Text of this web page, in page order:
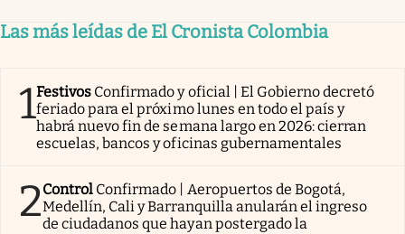
Las más leídas de El Cronista Colombia
1Festivos Confirmado y oficial | El Gobierno decretó
feriado para el próximo lunes en todo el país y
habrá nuevo fin de semana largo en 2026: cierran
escuelas, bancos y oficinas gubernamentales
2Control Confirmado | Aeropuertos de Bogotá,
Medellín, Cali y Barranquilla anularán el ingreso
de ciudadanos que hayan postergado la